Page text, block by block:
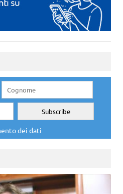
dei dati